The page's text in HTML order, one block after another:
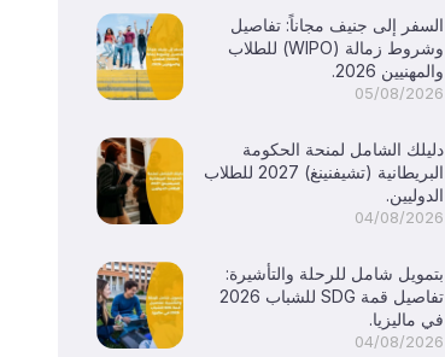
السفر إلى جنيف مجاناً: تفاصيل
وشروط زمالة (WIPO) للطلاب
والمهنيين 2026.
05/08/2026
دليلك الشامل لمنحة الحكومة
البريطانية (تشيفنينغ) 2027 للطلاب
الدوليين.
04/08/2026
بتمويل شامل للرحلة والتأشيرة:
تفاصيل قمة SDG للشباب 2026
في ماليزيا.
04/08/2026